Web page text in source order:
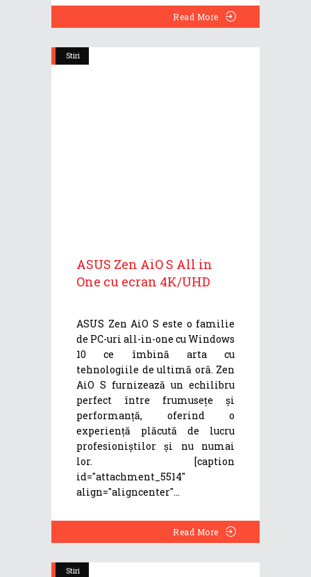
Read More
Stiri
ASUS Zen AiO S All in
One cu ecran 4K/UHD
ASUS Zen AiO S este o familie
de PC-uri all-in-one cu Windows
10 ce îmbină arta cu
tehnologiile de ultimă oră. Zen
AiO S furnizează un echilibru
perfect între frumusețe și
performanță, oferind o
experiență plăcută de lucru
profesioniștilor și nu numai
lor. [caption
id="attachment_5514"
align="aligncenter"
Read More
Stiri